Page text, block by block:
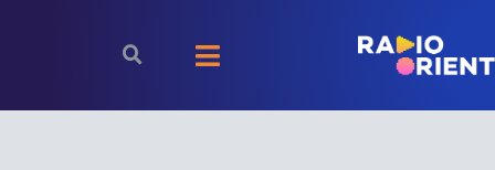
content
Toggle